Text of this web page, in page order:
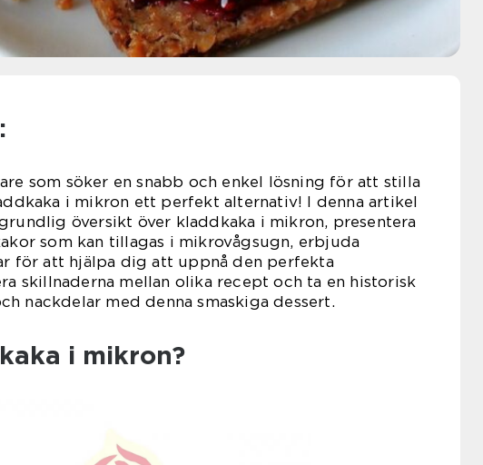
som söker en snabb och enkel lösning för att stilla
i mikron ett perfekt alternativ! I denna artikel
översikt över kladdkaka i mikron, presentera
som kan tillagas i mikrovågsugn, erbjuda
för att hjälpa dig att uppnå den perfekta
skillnaderna mellan olika recept och ta en historisk
nackdelar med denna smaskiga dessert.
i mikron?